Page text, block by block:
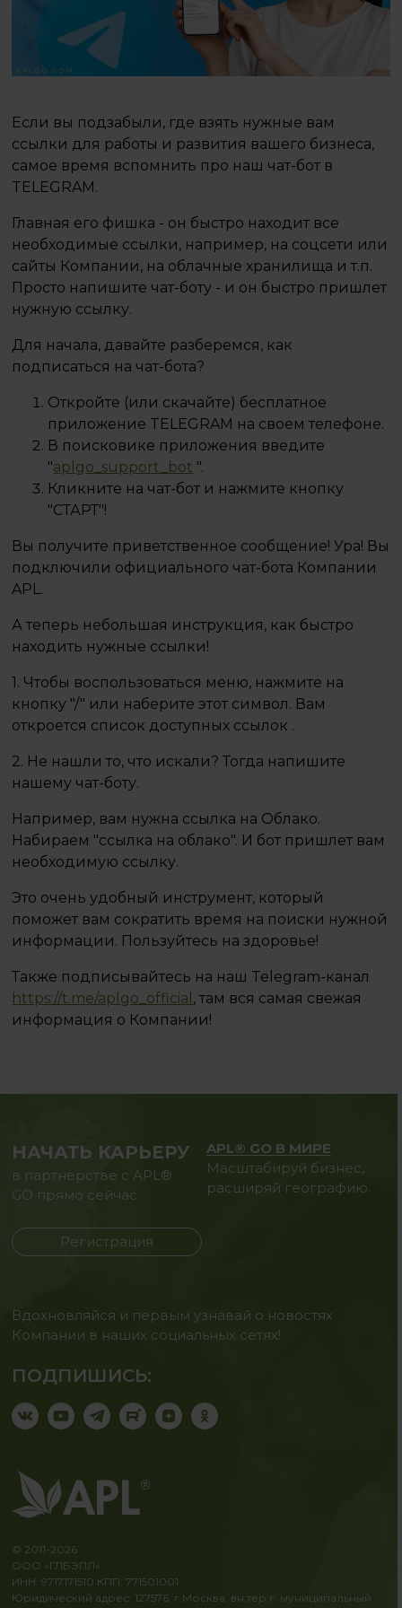
Если вы подзабыли, где взять нужные вам
ссылки для работы и развития вашего бизнеса,
самое время вспомнить про наш чат-бот в
TELEGRAM.
Главная его фишка - он быстро находит все
необходимые ссылки, например, на соцсети или
сайты Компании, на облачные хранилища и т.п.
Просто напишите чат-боту - и он быстро пришлет
нужную ссылку.
Для начала, давайте разберемся, как
подписаться на чат-бота?
Откройте (или скачайте) бесплатное
приложение TELEGRAM на своем телефоне.
В поисковике приложения введите
"aplgo_support_bot ".
Кликните на чат-бот и нажмите кнопку
"СТАРТ"!
Вы получите приветственное сообщение! Ура! Вы
подключили официального чат-бота Компании
APL.
А теперь небольшая инструкция, как быстро
находить нужные ссылки!
1. Чтобы воспользоваться меню, нажмите на
кнопку "/" или наберите этот символ. Вам
откроется список доступных ссылок .
2. Не нашли то, что искали? Тогда напишите
нашему чат-боту.
Например, вам нужна ссылка на Облако.
Набираем "ссылка на облако". И бот пришлет вам
необходимую ссылку.
Это очень удобный инструмент, который
поможет вам сократить время на поиски нужной
информации. Пользуйтесь на здоровье!
Также подписывайтесь на наш Telegram-канал
https://t.me/aplgo_official , там вся самая свежая
информация о Компании!
НАЧАТЬ КАРЬЕРУ
в партнерстве с APL®
GO прямо сейчас
Регистрация
APL® GO В МИРЕ
Масштабируй бизнес,
расширяй географию.
Вдохновляйся и первым узнавай о новостях
Компании в наших социальных сетях!
ПОДПИШИСЬ:
© 2011-2026
ООО «ГЛБЭПЛ»
ИНН: 9717171510 КПП: 771501001
Юридический адрес: 127576, г.Москва, вн.тер.г. муниципальный